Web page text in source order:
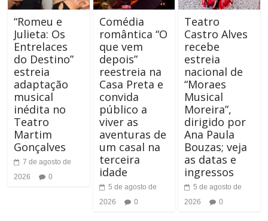
“Romeu e
Julieta: Os
Entrelaces
do Destino”
estreia
adaptação
musical
inédita no
Teatro
Martim
Gonçalves
7 de agosto de
2026
0
Comédia
romântica “O
que vem
depois”
reestreia na
Casa Preta e
convida
público a
viver as
aventuras de
um casal na
terceira
idade
5 de agosto de
2026
0
Teatro
Castro Alves
recebe
estreia
nacional de
“Moraes
Musical
Moreira”,
dirigido por
Ana Paula
Bouzas; veja
as datas e
ingressos
5 de agosto de
2026
0